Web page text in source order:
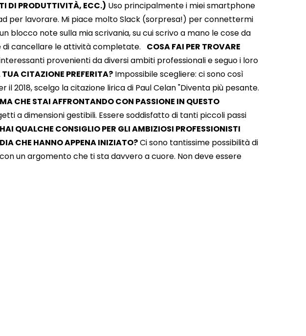
DI PRODUTTIVITÀ, ECC.) Uso principalmente i miei smartphone
per lavorare. Mi piace molto Slack (sorpresa!) per connettermi
blocco note sulla mia scrivania, su cui scrivo a mano le cose da
di cancellare le attività completate. COSA FAI PER TROVARE
provenienti da diversi ambiti professionali e seguo i loro
TUA CITAZIONE PREFERITA? Impossibile scegliere: ci sono così
il 2018, scelgo la citazione lirica di Paul Celan "Diventa più pesante.
CHE STAI AFFRONTANDO CON PASSIONE IN QUESTO
a dimensioni gestibili. Essere soddisfatto di tanti piccoli passi
HAI QUALCHE CONSIGLIO PER GLI AMBIZIOSI PROFESSIONISTI
CHE HANNO APPENA INIZIATO?Ci sono tantissime possibilità di
un argomento che ti sta davvero a cuore. Non deve essere